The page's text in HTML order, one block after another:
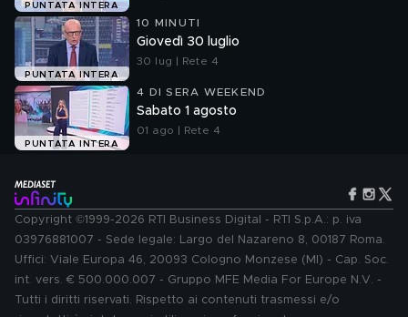
PUNTATA INTERA
PUNTATA INTERA
10 MINUTI
Giovedì 30 luglio
30 lug | Rete 4
PUNTATA INTERA
4 DI SERA WEEKEND
Sabato 1 agosto
01 ago | Rete 4
Copyright ©1999-2026 RTI Business Digital - RTI S.p.A.: p. iva
03976881007 - Sede legale: Largo del Nazareno 8, 00187 Roma.
Uffici: Viale Europa 46, 20093 Cologno Monzese (MI) - Cap. Soc.
int. vers. € 500.000.007 - Gruppo MFE Media For Europe N.V. -
Tutti i diritti riservati. Rispetto ai contenuti trasmessi e/o